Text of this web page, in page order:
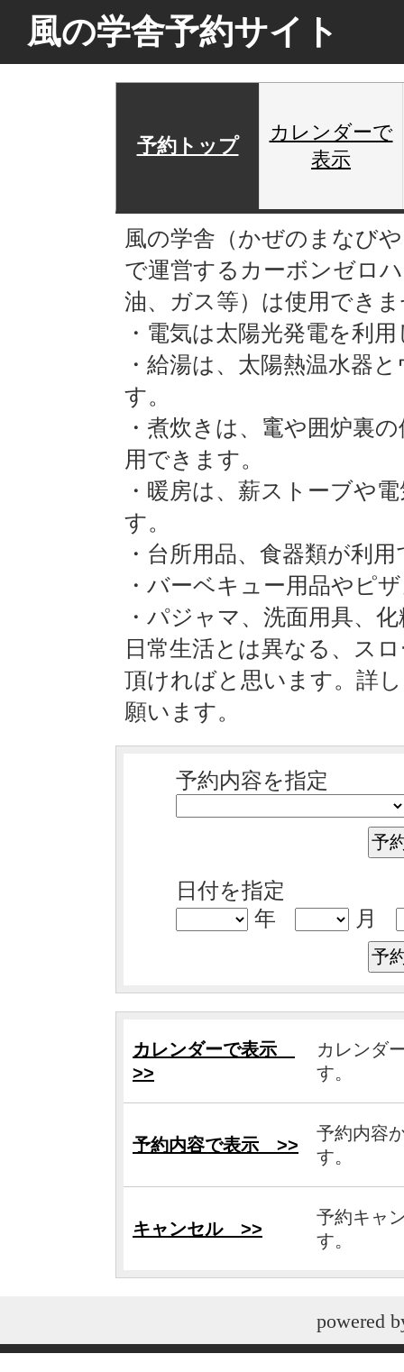
風の学舎予約サイト
予約トップ
カレンダーで
表示
風の学舎（かぜのまなび
で運営するカーボンゼロ
油、ガス等）は使用でき
・電気は太陽光発電を利
・給湯は、太陽熱温水器
す。
・煮炊きは、竃や囲炉裏
用できます。
・暖房は、薪ストーブや
す。
・台所用品、食器類が利
・バーベキュー用品や
・パジャマ、洗面用具、
日常生活とは異なる、ス
頂ければと思います。詳
願います。
予約内容を指定
日付を指定
年
月
カレンダーで表示
>>
カレンダ
す。
予約内容で表示 >>
予約内容
す。
キャンセル >>
予約キャ
す。
powered